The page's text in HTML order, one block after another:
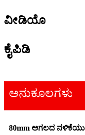
ವೀಡಿಯೊ
ಕೈಪಿಡಿ
ಅನುಕೂಲಗಳು
80mm ಅಗಲದ